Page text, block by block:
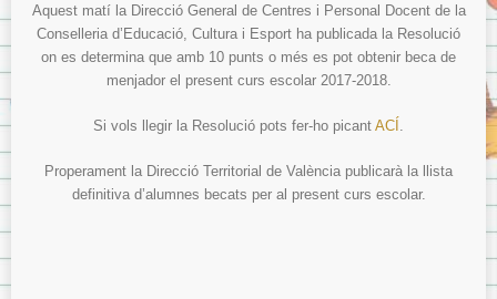
Aquest matí la Direcció General de Centres i Personal Docent de la
Conselleria d’Educació, Cultura i Esport ha publicada la Resolució
on es determina que amb 10 punts o més es pot obtenir beca de
menjador el present curs escolar 2017-2018.
Si vols llegir la Resolució pots fer-ho picant ACÍ
Properament la Direcció Territorial de València publicarà la llista
definitiva d’alumnes becats per al present curs escolar.